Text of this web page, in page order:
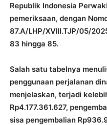
Republik Indonesia
pemeriksaan, dengan
87.A/LHP/XVIII.TJP/05/
83 hingga 85.
Salah satu tabelnya
penggunaan perjalanan
menjelaskan, terjadi
Rp4.177.361.627,
sisa pengembalian